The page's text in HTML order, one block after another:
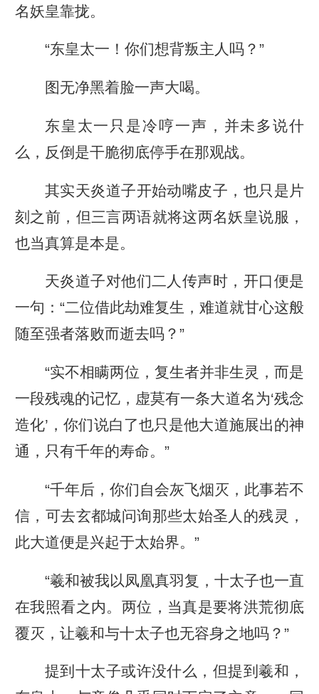
名妖皇靠拢。
“东皇太一！你们想背叛主人吗？”
图无净黑着脸一声大喝。
东皇太一只是冷哼一声，并未多说什
么，反倒是干脆彻底停手在那观战。
其实天炎道子开始动嘴皮子，也只是片
刻之前，但三言两语就将这两名妖皇说服，
也当真算是本是。
天炎道子对他们二人传声时，开口便是
一句：“二位借此劫难复生，难道就甘心这般
随至强者落败而逝去吗？”
“实不相瞒两位，复生者并非生灵，而是
一段残魂的记忆，虚莫有一条大道名为‘残念
造化’，你们说白了也只是他大道施展出的神
通，只有千年的寿命。”
“千年后，你们自会灰飞烟灭，此事若不
信，可去玄都城问询那些太始圣人的残灵，
此大道便是兴起于太始界。”
“羲和被我以凤凰真羽复，十太子也一直
在我照看之内。两位，当真是要将洪荒彻底
覆灭，让羲和与十太子也无容身之地吗？”
提到十太子或许没什么，但提到羲和，